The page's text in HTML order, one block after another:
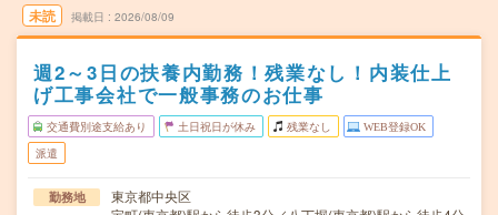
未読 掲載日 2026/08/09
週2～3日の扶養内勤務！残業なし！内装仕上
げ工事会社で一般事務のお仕事
交通費別途支給あり 土日祝日が休み 残業なし WEB登録OK
派遣
勤務地
東京都中央区